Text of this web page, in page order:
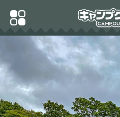
Primary
Menu